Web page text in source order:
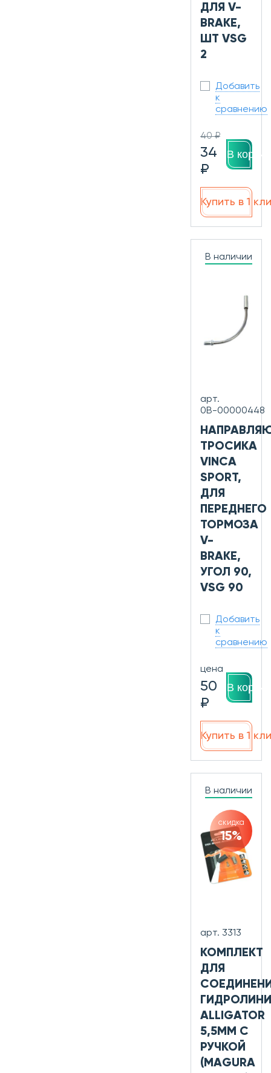
ДЛЯ V-
BRAKE,
ШТ VSG
2
Добавить
к
сравнению
40 ₽
34
₽
В
Купить в 1
В наличии
арт.
0В-00000448
ТРОСИКА
VINCA
SPORT,
ДЛЯ
ПЕРЕДНЕГО
ТОРМОЗА
V-
BRAKE,
УГОЛ 90,
VSG 90
Добавить
к
сравнению
цена
50
₽
В
Купить в 1
В наличии
скидка
15%
арт. 3313
КОМПЛЕКТ
ДЛЯ
ALLIGATOR
5,5ММ С
РУЧКОЙ
(MAGURA